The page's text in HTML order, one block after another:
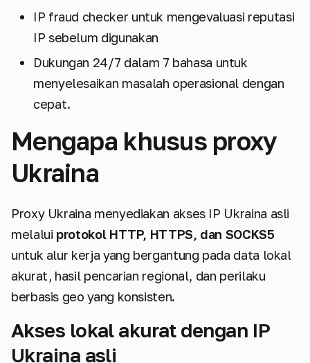
IP fraud checker untuk mengevaluasi reputasi
IP sebelum digunakan
Dukungan 24/7 dalam 7 bahasa untuk
menyelesaikan masalah operasional dengan
cepat.
Mengapa khusus proxy
Ukraina
Proxy Ukraina menyediakan akses IP Ukraina asli
melalui protokol HTTP, HTTPS, dan SOCKS5
untuk alur kerja yang bergantung pada data lokal
akurat, hasil pencarian regional, dan perilaku
berbasis geo yang konsisten.
Akses lokal akurat dengan IP
Ukraina asli